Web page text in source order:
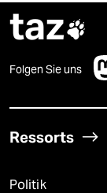
taz
Folgen Sie uns
Ressorts
Politik